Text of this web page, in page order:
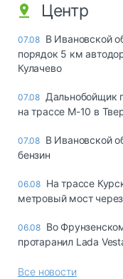
Центр
07.08 В Ивановской
порядок 5 км
Кулачево
07.08 Дальнобойщик
на трассе М-10 в
07.08 В Ивановской
бензин
06.08 На трассе
метровый мост
06.08 Во
протаранил Lada
Все новости